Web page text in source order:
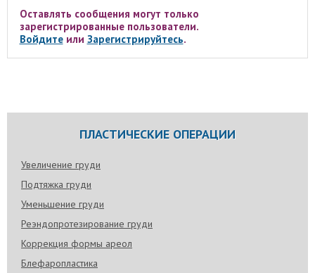
Оставлять сообщения могут только
зарегистрированные пользователи.
Войдитеили Зарегистрируйтесь.
ПЛАСТИЧЕСКИЕ ОПЕРАЦИИ
Увеличение груди
Подтяжка груди
Уменьшение груди
Реэндопротезирование груди
Коррекция формы ареол
Блефаропластика